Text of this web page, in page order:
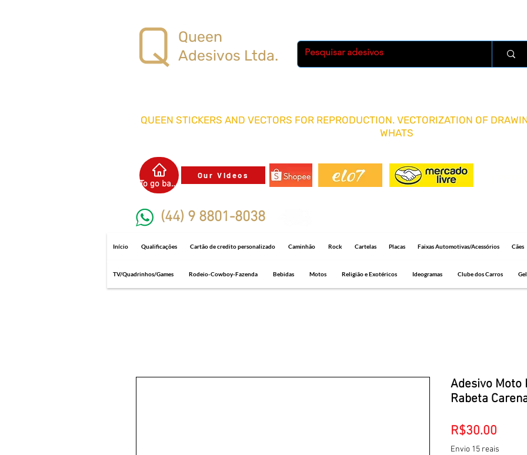
Queen
Adesivos Ltda.
QUEEN STICKERS AND VECTORS FOR REPRODUCTION. VECTORIZATION OF
WHATS
To go back
Our Videos
(44) 9 8801-8038
Início Qualificações Cartão de credito personalizado Caminhão Rock Cartelas Placas Faixas Automotivas/Acessórios Cães
TV/Quadrinhos/Games Rodeio-Cowboy-Fazenda Bebidas Motos Religião e Exotéricos Ideogramas Clube dos Carros
Adesivo Moto
Rabeta
R$30.00
Envio 15 reais